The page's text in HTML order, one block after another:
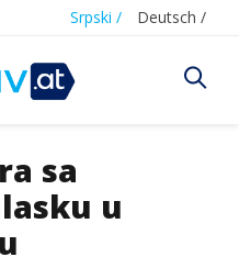
Srpski / Deutsch /
sa
u